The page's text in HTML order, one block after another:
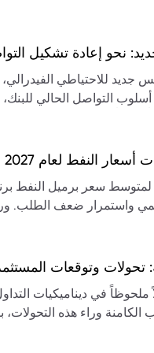
مستمر في الأسعار
نحو إعادة تشكيل
للاحتياطي الفيدرالي،
التواصل الحالي للبنك،
مبالغاً فيه. يسعى إلى
وسط تغيرات في العرض والطلب
واستمرار ضعف الطلب.
العالمية في الربع الثاني
دول الخليج إلى طبيعتها
إلى تقلبات سعرية
لانخفاض الأسعار في
تحولات وتوقعات
ملحوظاً في ديناميكيات
الكامنة وراء هذه